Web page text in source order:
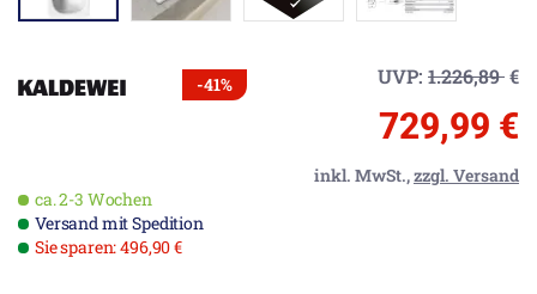
-41% UVP: 1.226,89€
729,99 €
inkl. MwSt.,zzgl. Versand
ca. 2-3 Wochen
Versand mit Spedition
Sie sparen: 496,90 €